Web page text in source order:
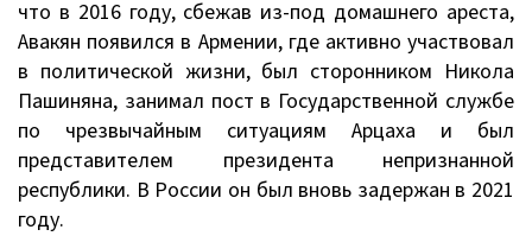
что в 2016 году, сбежав из-под домашнего ареста,
Авакян появился в Армении, где активно участвовал
в политической жизни, был сторонником Никола
Пашиняна, занимал пост в Государственной службе
по чрезвычайным ситуациям Арцаха и был
представителем президента непризнанной
республики. В России он был вновь задержан в 2021
году.